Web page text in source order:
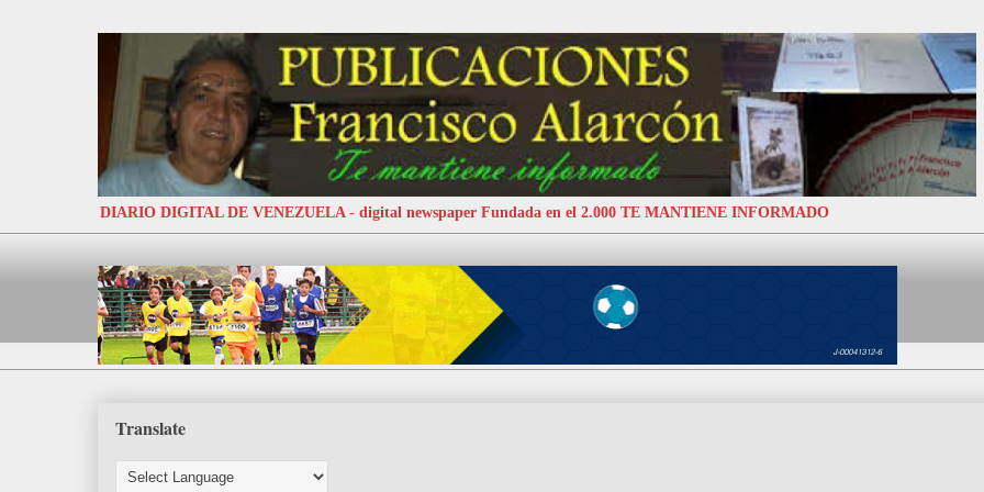
DIARIO DIGITAL DE VENEZUELA - digital newspaper Fundada en el 2.000 TE MANTIENE INFORMADO
Translate